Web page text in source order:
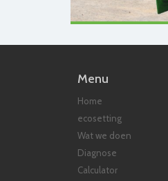
Menu
Home
ecosetting
Wat we doen
Diagnose
Calculator